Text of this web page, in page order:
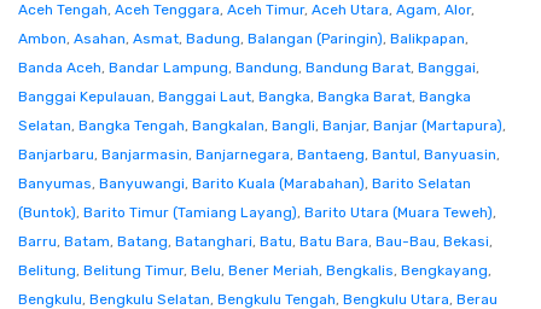
Aceh Tengah, Aceh Tenggara, Aceh Timur, Aceh Utara, Agam, Alor,
Ambon, Asahan, Asmat, Badung, Balangan (Paringin), Balikpapan,
Banda Aceh, Bandar Lampung, Bandung, Bandung Barat, Banggai,
Banggai Kepulauan, Banggai Laut, Bangka, Bangka Barat, Bangka
Selatan, Bangka Tengah, Bangkalan, Bangli, Banjar, Banjar (Martapura),
Banjarbaru, Banjarmasin, Banjarnegara, Bantaeng, Bantul, Banyuasin,
Banyumas, Banyuwangi, Barito Kuala (Marabahan), Barito Selatan
(Buntok), Barito Timur (Tamiang Layang), Barito Utara (Muara Teweh),
Barru, Batam, Batang, Batanghari, Batu, Batu Bara, Bau-Bau, Bekasi,
Belitung, Belitung Timur, Belu, Bener Meriah, Bengkalis, Bengkayang,
Bengkulu, Bengkulu Selatan, Bengkulu Tengah, Bengkulu Utara, Berau